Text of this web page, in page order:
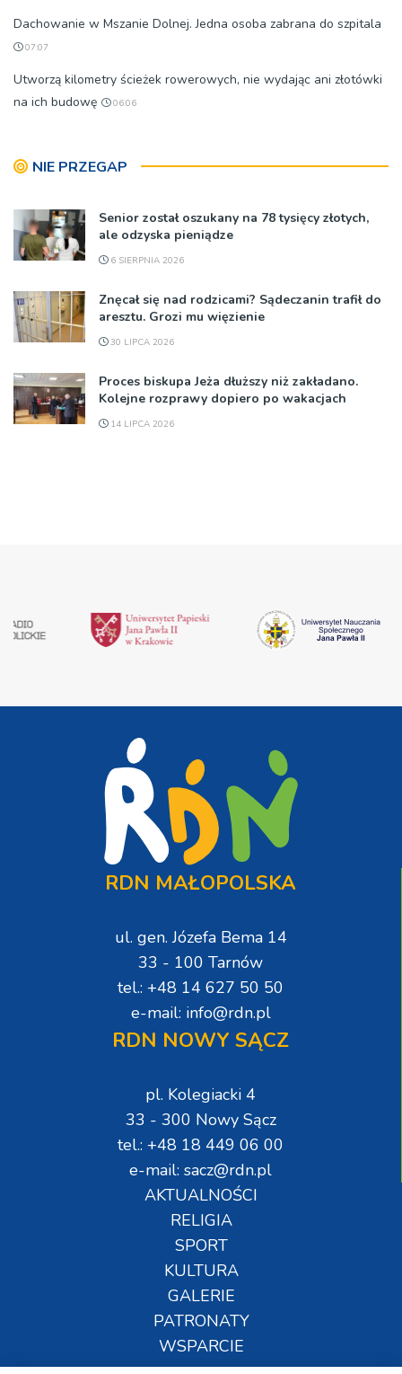
Dachowanie w Mszanie Dolnej. Jedna osoba zabrana do szpitala
07:07
Utworzą kilometry ścieżek rowerowych, nie wydając ani złotówki
na ich budowę
06:06
NIE PRZEGAP
Senior został oszukany na 78 tysięcy złotych,
ale odzyska pieniądze
6 SIERPNIA 2026
Znęcał się nad rodzicami? Sądeczanin trafił do
aresztu. Grozi mu więzienie
30 LIPCA 2026
Proces biskupa Jeża dłuższy niż zakładano.
Kolejne rozprawy dopiero po wakacjach
14 LIPCA 2026
RDN MAŁOPOLSKA
ul. gen. Józefa Bema 14
33 - 100 Tarnów
tel.: +48 14 627 50 50
e-mail: info@rdn.pl
RDN NOWY SĄCZ
pl. Kolegiacki 4
33 - 300 Nowy Sącz
tel.: +48 18 449 06 00
e-mail: sacz@rdn.pl
AKTUALNOŚCI
RELIGIA
SPORT
KULTURA
GALERIE
PATRONATY
WSPARCIE